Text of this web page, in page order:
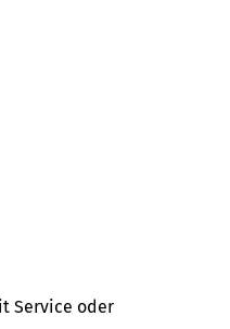
Service oder